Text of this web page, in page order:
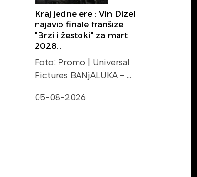
Kraj jedne ere : Vin Dizel
najavio finale franšize
"Brzi i žestoki" za mart
2028…
Foto: Promo | Universal
Pictures BANjALUKA - …
05-08-2026